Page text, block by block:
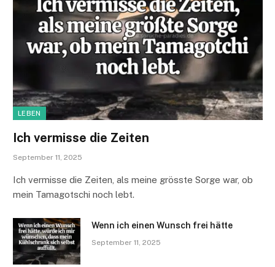
LEBEN
Ich vermisse die Zeiten
September 11, 2025
Ich vermisse die Zeiten, als meine grösste Sorge war, ob
mein Tamagotschi noch lebt.
Wenn ich einen Wunsch frei hätte
September 11, 2025